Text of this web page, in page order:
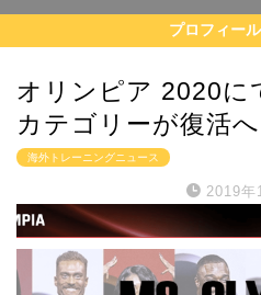
プロフィー
オリンピア 2020に
カテゴリーが復活へ
海外トレーニングニュース
2019年